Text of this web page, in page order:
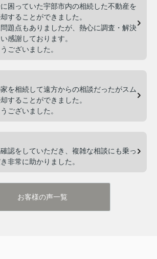
リフォーム済物件情報▽▽
ォーム済物件一覧
もございます！
討の方はぜひこちらからお問合せ下さ
ら
！おすすめ物件☆ リノベーシ
困っていた宇部市内の相続した不動産を
することができました。
題点もありましたが、熱心に調査・解決
感謝しております。
ございました。
を相続して遠方からの相談だったがスム
することができました。
ございました。
認をしていただき、複雑な相談にも乗っ
非常に助かりました。
お客様の声一覧